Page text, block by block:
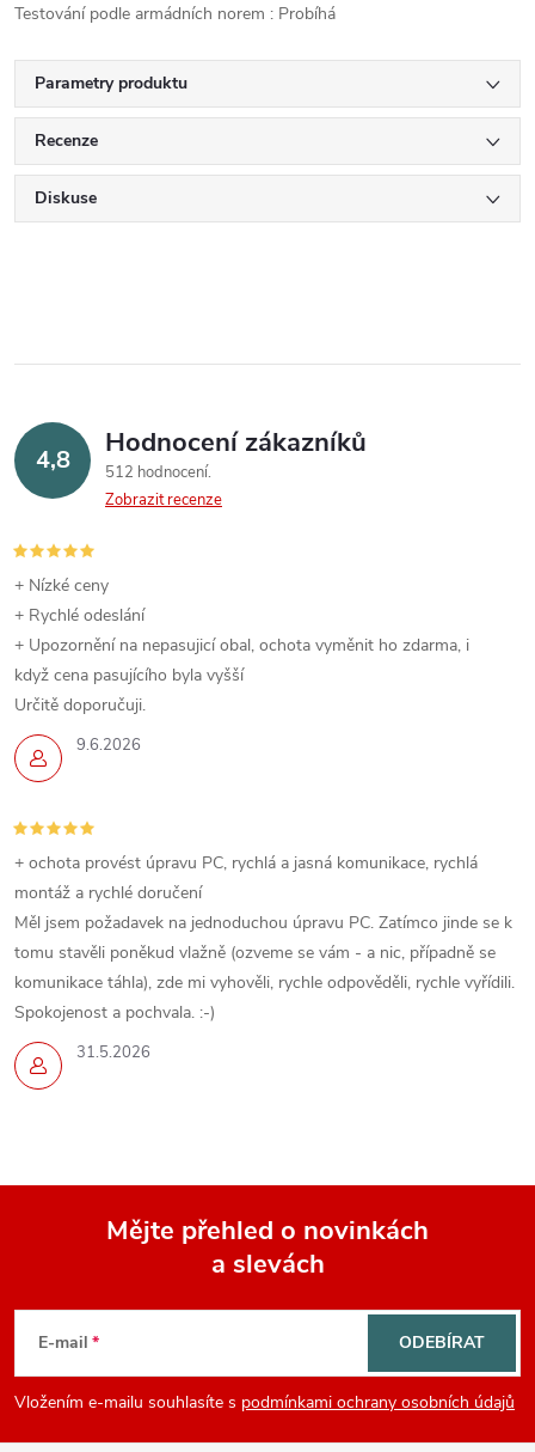
Testování podle armádních norem : Probíhá
Parametry produktu
Recenze
Diskuse
4,8 Hodnocení zákazníků
512 hodnocení
Zobrazit recenze
9.6.2026
+ Nízké ceny
+ Rychlé odeslání
+ Upozornění na nepasujicí obal, ochota vyměnit ho zdarma, i
když cena pasujícího byla vyšší
Určitě doporučuji.
31.5.2026
+ ochota provést úpravu PC, rychlá a jasná komunikace, rychlá
montáž a rychlé doručení
Měl jsem požadavek na jednoduchou úpravu PC. Zatímco jinde se k
tomu stavěli poněkud vlažně (ozveme se vám - a nic, případně se
komunikace táhla), zde mi vyhověli, rychle odpověděli, rychle vyřídili.
Spokojenost a pochvala. :-)
p
Mějte přehled o novinkách
a slevách
E-mail
Vložením e-mailu souhlasíte s podmínkami ochrany osobních údajů
ODEBÍRAT